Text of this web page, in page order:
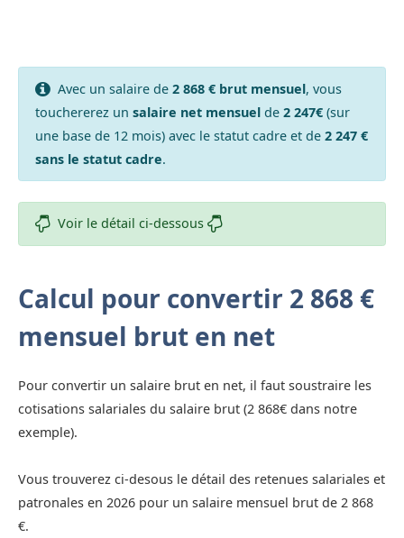
Avec un salaire de 2 868 € brut mensuel, vous
touchererez un salaire net mensuelde 2 247€(sur
une base de 12 mois) avec le statut cadre et de 2 247 €
sans le statut cadre.
Voir le détail ci-dessous
Calcul pour convertir 2 868 €
mensuel brut en net
Pour convertir un salaire brut en net, il faut soustraire les
cotisations salariales du salaire brut (2 868€ dans notre
exemple).
Vous trouverez ci-desous le détail des retenues salariales et
patronales en 2026 pour un salaire mensuel brut de 2 868
€.